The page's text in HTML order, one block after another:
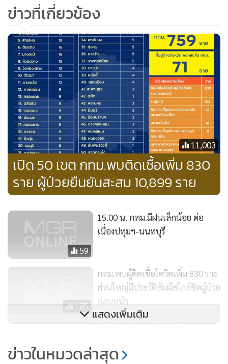
ข่าวที่เกี่ยวข้อง
11,003
เปิด 50 เขต กทม.พบติดเชื้อเพิ่ม 830
ราย ผู้ป่วยยืนยันสะสม 10,899 ราย
59
15.00 น. กทม.มีฝนเล็กน้อย ต่อ
เนื่องปทุมฯ-นนทบุรี
185
กทม.พบผู้ติดเชื้อโควิดเพิ่ม 830 ราย
ส่วนใหญ่มีประวัติสัมผัสใกล้ชิดผู้ป่วย
ก่อนหน้า
09.00 น. ฝนตกเล็กน้อยที่
แสดงเพิ่มเติม
ข่าวในหมวดล่าสุด